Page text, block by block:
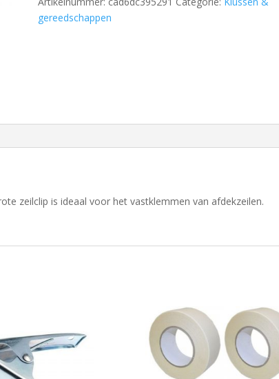
gereedschappen
zeilclip is ideaal voor het vastklemmen van afdekzeilen.